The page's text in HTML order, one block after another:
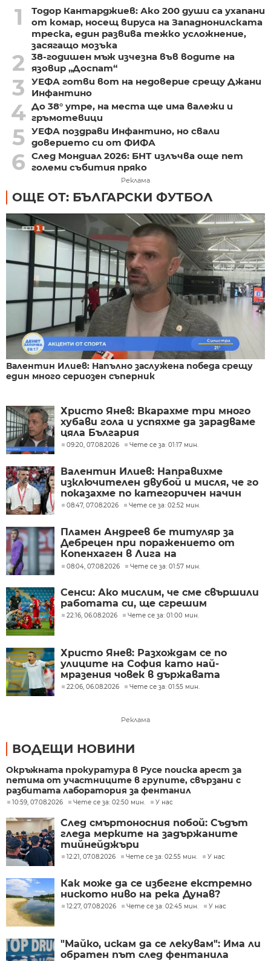
1
Тодор Кантарджиев: Ако 200 души са ухапани
от комар, носещ вируса на Западнонилската
треска, един развива тежко усложнение,
засягащо мозъка
2
38-годишен мъж изчезна във водите на
язовир „Доспат“
3
УЕФА готви вот на недоверие срещу Джани
Инфантино
4 До 38° утре, на места ще има валежи и
гръмотевици
5 УЕФА поздрави Инфантино, но свали
доверието си от ФИФА
6 След Мондиал 2026: БНТ излъчва още пет
големи събития пряко
Реклама
ОЩЕ ОТ: БЪЛГАРСКИ ФУТБОЛ
Валентин Илиев: Напълно заслужена победа срещу
един много сериозен съперник
Христо Янев: Вкарахме три много
хубави гола и успяхме да зарадваме
цяла България
09:20, 07.08.2026 Чете се за: 01:17 мин.
Валентин Илиев: Направихме
изключителен двубой и мисля, че го
показахме по категоричен начин
08:47, 07.08.2026 Чете се за: 02:52 мин.
Пламен Андреев бе титуляр за
Дебрецен при поражението от
Копенхаген в Лига на
конференциите
08:04, 07.08.2026 Чете се за: 01:57 мин.
Сенси: Ако мислим, че сме свършили
работата си, ще сгрешим
22:16, 06.08.2026 Чете се за: 01:00 мин.
Христо Янев: Разхождам се по
улиците на София като най-
мразения човек в държавата
22:06, 06.08.2026 Чете се за: 01:55 мин.
Реклама
ВОДЕЩИ НОВИНИ
Окръжната прокуратура в Русе поиска арест за
петима от участниците в групите, свързани с
разбитата лаборатория за фентанил
10:59, 07.08.2026 Чете се за: 02:50 мин. У нас
След смъртоносния побой: Съдът
гледа мерките на задържаните
тийнейджъри
12:21, 07.08.2026 Чете се за: 02:55 мин. У нас
Как може да се избегне екстремно
ниското ниво на река Дунав?
12:27, 07.08.2026 Чете се за: 02:45 мин. У нас
"Майко, искам да се лекувам": Има ли
обратен път след фентанила